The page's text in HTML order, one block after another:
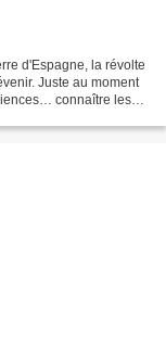
d'Espagne, la révolte
Juste au moment
connaître les